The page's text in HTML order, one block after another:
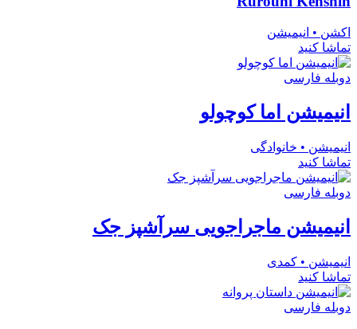
اکشن • انیمیشن
تماشا کنید
دوبله فارسی
انیمیشن اما کوچولو
انیمیشن • خانوادگی
تماشا کنید
دوبله فارسی
انیمیشن ماجراجویی سرآشپز جک
انیمیشن • کمدی
تماشا کنید
دوبله فارسی